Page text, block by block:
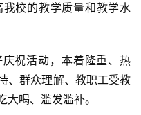
校的教学质量和教学水
祝活动，本着隆重、热
、群众理解、教职工受教
喝、滥发滥补。